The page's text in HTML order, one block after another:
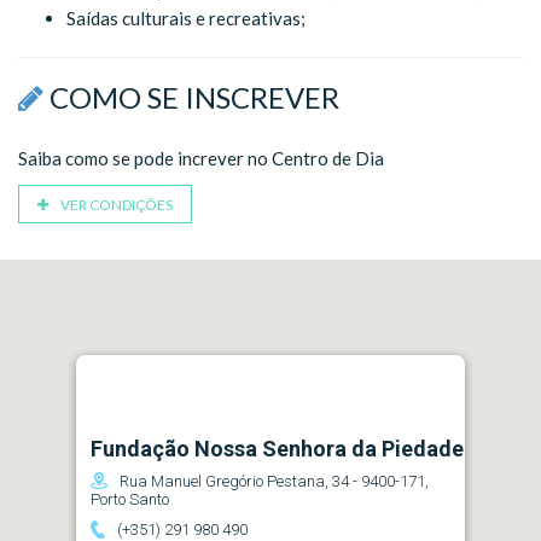
Saídas culturais e recreativas;
COMO SE INSCREVER
Saiba como se pode increver no Centro de Dia
VER CONDIÇÕES
Fundação Nossa Senhora da Piedade
Rua Manuel Gregório Pestana, 34 - 9400-171,
Porto Santo
(+351) 291 980 490